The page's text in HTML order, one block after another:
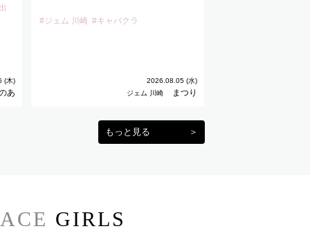
(木)
あ
#ジェム 川崎 #キャバクラ
2026.08.05 (水)
ジェム 川崎
まつり
もっと見る ＞
GIRLS